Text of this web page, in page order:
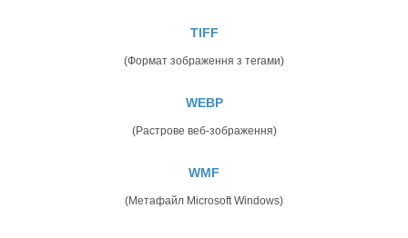
TIFF
(Формат зображення з тегами)
WEBP
(Растрове веб-зображення)
WMF
(Метафайл Microsoft Windows)